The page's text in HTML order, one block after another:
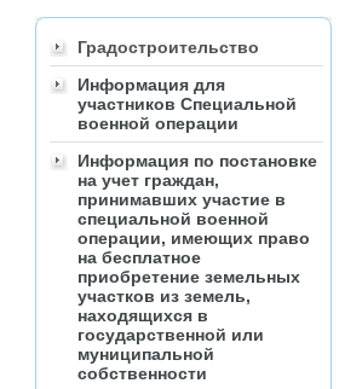
Градостроительство
Информация для
участников Специальной
военной операции
Информация по постановке
на учет граждан,
принимавших участие в
специальной военной
операции, имеющих право
на бесплатное
приобретение земельных
участков из земель,
находящихся в
государственной или
муниципальной
собственности